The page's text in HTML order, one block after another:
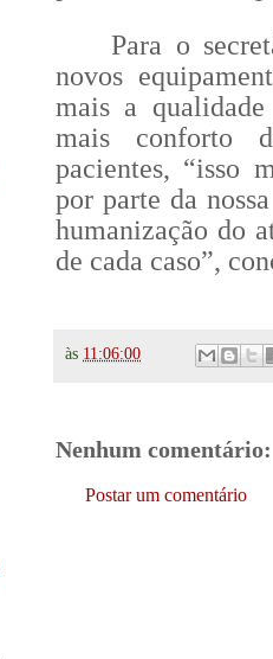
Para o
novos
mais a
mais conforto
pacientes, “isso
por parte da
humanização do
de cada caso”,
às 11:06:00
Nenhum comentário:
Postar um comentário